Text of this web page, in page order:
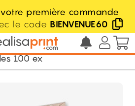
première commande
le code BIENVENUE60
Carterie / Carte de voeux
100 ex